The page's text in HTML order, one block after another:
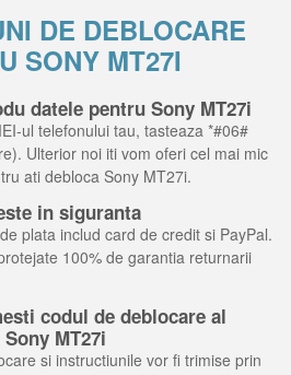
DE DEBLOCARE
SONY MT27I
datele pentru Sony MT27i
ul telefonului tau, tasteaza *#06#
Ulterior noi iti vom oferi cel mai mic
ati debloca Sony MT27i.
in siguranta
plata includ card de credit si PayPal.
100% de garantia returnarii
codul de deblocare al
MT27i
si instructiunile vor fi trimise prin